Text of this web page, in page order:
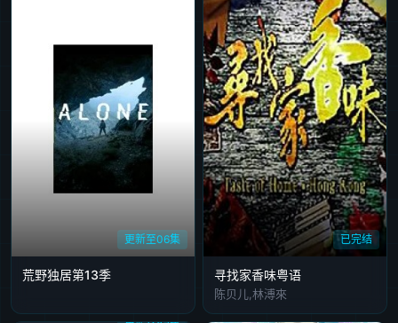
更新至06集
荒野独居第13季
已完结
寻找家香味粤语
陈贝儿,林溥來